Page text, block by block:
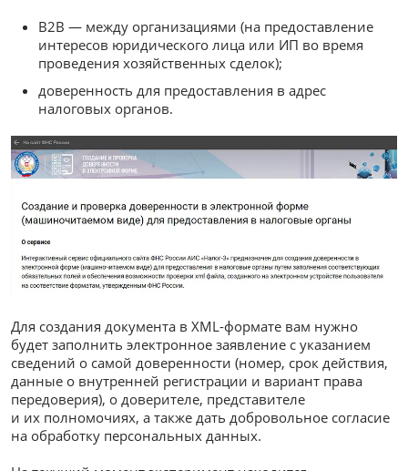
В2В — между организациями (на предоставление
интересов юридического лица или ИП во время
проведения хозяйственных сделок);
доверенность для предоставления в адрес
налоговых органов.
Для создания документа в XML-формате вам нужно
будет заполнить электронное заявление с указанием
сведений о самой доверенности (номер, срок действия,
данные о внутренней регистрации и вариант права
передоверия), о доверителе, представителе
и их полномочиях, а также дать добровольное согласие
на обработку персональных данных.